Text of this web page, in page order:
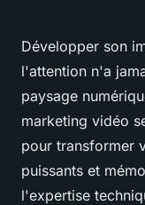
Développer son
l'attention n'a
paysage
marketing vidéo
pour transformer
puissants et
l'expertise